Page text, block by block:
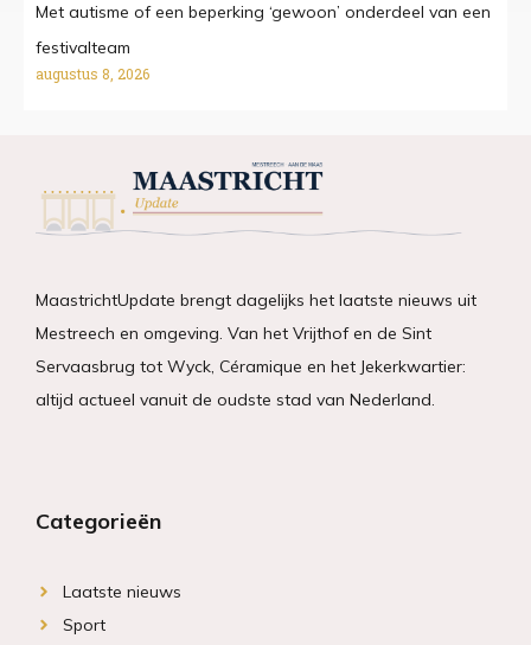
Met autisme of een beperking ‘gewoon’ onderdeel van een
festivalteam
augustus 8, 2026
MaastrichtUpdate brengt dagelijks het laatste nieuws uit
Mestreech en omgeving. Van het Vrijthof en de Sint
Servaasbrug tot Wyck, Céramique en het Jekerkwartier:
altijd actueel vanuit de oudste stad van Nederland.
Categorieën
Laatste nieuws
Sport